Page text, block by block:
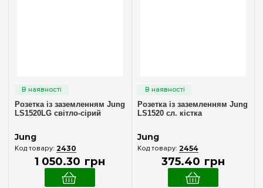
Розетка із заземленням Jung
LS1520LG світло-сірий
Jung
2430
1 050.30 грн
Розетка із заземленням Jung
LS1520 сл. кістка
Jung
2454
375.40 грн